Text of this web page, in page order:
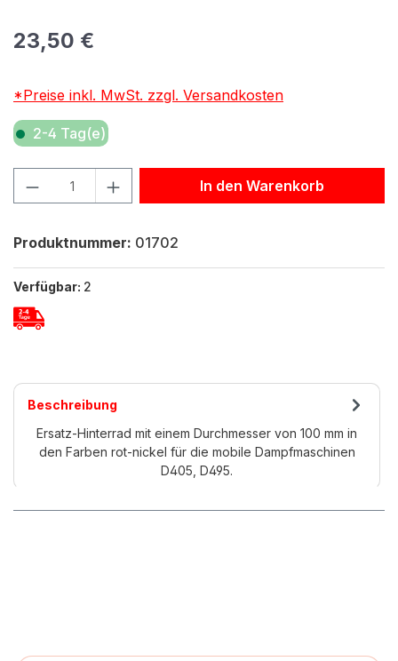
Regulärer Preis:
23,50 €
*Preise inkl. MwSt. zzgl. Versandkosten
2-4 Tag(e)
Produkt Anzahl: Gib den gewünschten Wert ein oder
In den Warenkorb
Produktnummer: 01702
Verfügbar: 2
Beschreibung
Ersatz-Hinterrad mit einem Durchmesser von 100 mm in
den Farben rot-nickel für die mobile Dampfmaschinen
D405, D495.